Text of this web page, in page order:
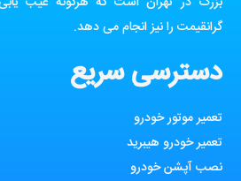
گرانقیمت را نیز انجام می دهد.
دسترسی سریع
تعمیر موتور خودرو
تعمیر خودرو هیبرید
نصب آپشن خودرو